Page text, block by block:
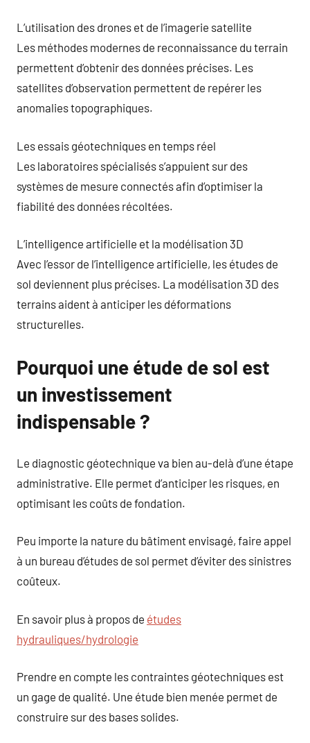
L’utilisation des drones et de l’imagerie satellite
Les méthodes modernes de reconnaissance du terrain
permettent d’obtenir des données précises. Les
satellites d’observation permettent de repérer les
anomalies topographiques.
Les essais géotechniques en temps réel
Les laboratoires spécialisés s’appuient sur des
systèmes de mesure connectés afin d’optimiser la
fiabilité des données récoltées.
L’intelligence artificielle et la modélisation 3D
Avec l’essor de l’intelligence artificielle, les études de
sol deviennent plus précises. La modélisation 3D des
terrains aident à anticiper les déformations
structurelles.
Pourquoi une étude de sol est
un investissement
indispensable ?
Le diagnostic géotechnique va bien au-delà d’une étape
administrative. Elle permet d’anticiper les risques, en
optimisant les coûts de fondation.
Peu importe la nature du bâtiment envisagé, faire appel
à un bureau d’études de sol permet d’éviter des sinistres
coûteux.
En savoir plus à propos de études
hydrauliques/hydrologie
Prendre en compte les contraintes géotechniques est
un gage de qualité. Une étude bien menée permet de
construire sur des bases solides.